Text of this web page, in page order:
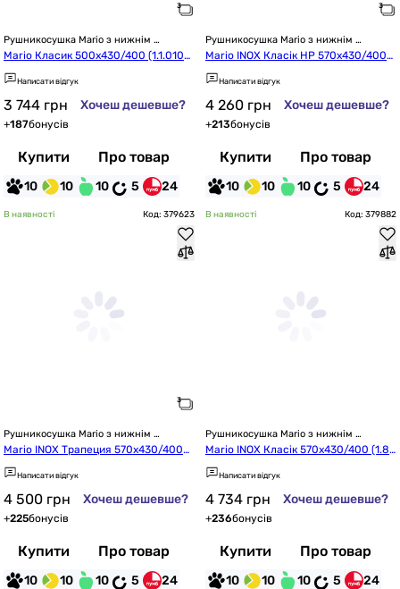
Рушникосушка Mario з нижнім
підключенням
Mario Класик 500х430/400 (1.1.0100.
01.P)
Написати відгук
3 744 грн Хочеш дешевше?
+187бонусів
Купити Про товар
10 10 10 5 24
Рушникосушка Mario з нижнім
підключенням
Mario INOX Класік HP 570x430/400
(1.8.044569.P)
Написати відгук
4 260 грн Хочеш дешевше?
+213бонусів
Купити Про товар
10 10 10 5 24
В наявності Код: 379623
Рушникосушка Mario з нижнім
підключенням
Mario INOX Трапеция 570x430/400
(1.8.044617.P)
Написати відгук
4 500 грн Хочеш дешевше?
+225бонусів
Купити Про товар
10 10 10 5 24
В наявності Код: 379882
Рушникосушка Mario з нижнім
підключенням
Mario INOX Класік 570x430/400 (1.8.
044554.P)
Написати відгук
4 734 грн Хочеш дешевше?
+236бонусів
Купити Про товар
10 10 10 5 24